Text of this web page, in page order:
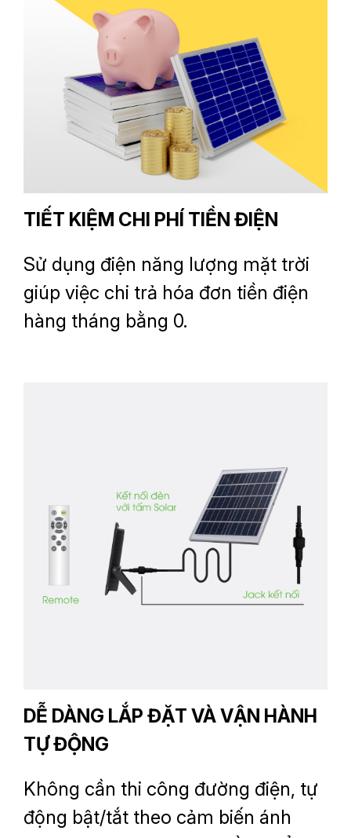
TIẾT KIỆM CHI PHÍ TIỀN ĐIỆN
Sử dụng điện năng lượng mặt trời
giúp việc chi trả hóa đơn tiền điện
hàng tháng bằng 0.
DỄ DÀNG LẮP ĐẶT VÀ VẬN HÀNH
TỰ ĐỘNG
Không cần thi công đường điện, tự
động bật/tắt theo cảm biến ánh